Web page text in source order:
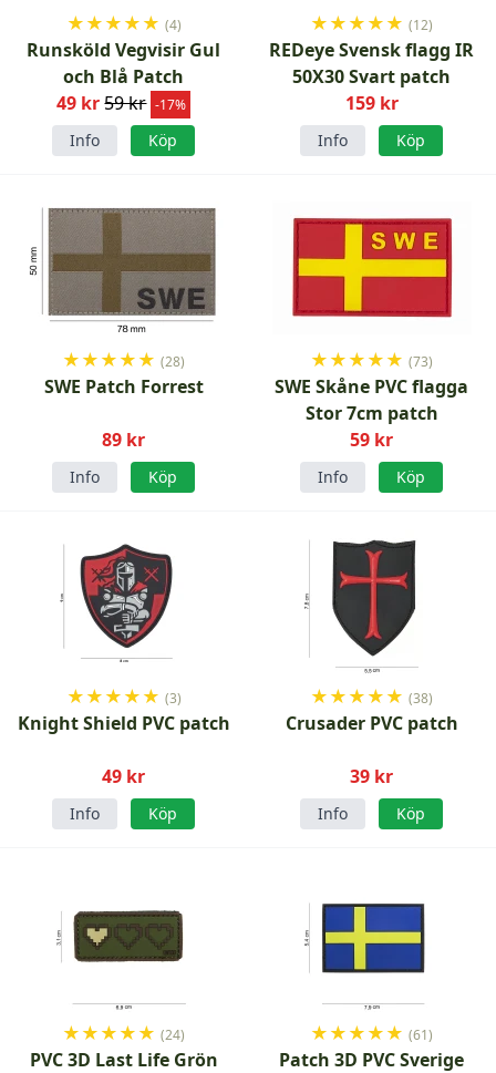
★★★★★ (4)
Runsköld Vegvisir Gul
och Blå Patch
49 kr 59 kr -17%
Info Köp
★★★★★ (12)
REDeye Svensk flagg IR
50X30 Svart patch
159 kr
Info Köp
★★★★★ (28)
SWE Patch Forrest
89 kr
Info Köp
★★★★★ (73)
SWE Skåne PVC flagga
Stor 7cm patch
59 kr
Info Köp
★★★★★ (3)
Knight Shield PVC patch
49 kr
Info Köp
★★★★★ (38)
Crusader PVC patch
39 kr
Info Köp
★★★★★ (24)
PVC 3D Last Life Grön
★★★★★ (61)
Patch 3D PVC Sverige